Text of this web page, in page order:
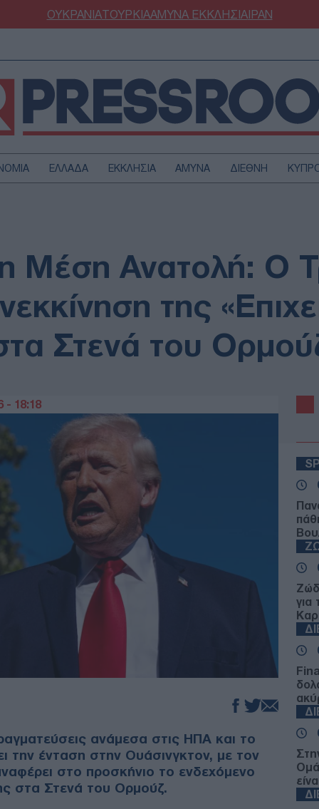
ΟΥΚΡΑΝΙΑΤΟΥΡΚΙΑΑΜΥΝΑΕΚΚΛΗΣΙΑΙΡΑΝ
ΕΛΛΑΔΑ ΕΚΚΛΗΣΙΑ ΑΜΥΝΑ ΔΙΕΘΝΗ
ΥΓΕΙΑ
Μέση Ανατολή: Ο
της
Στενά του
- 18:18
ανάμεσα στις ΗΠΑ και το
την ένταση στην Ουάσινγκτον, με τον
στο προσκήνιο το ενδεχόμενο
στα Στενά του Ορμούζ.
για